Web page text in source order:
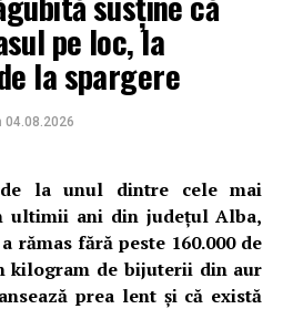
pe loc, la
la spargere
04.08.2026
la unul dintre cele mai
ultimii ani din județul Alba,
rămas fără peste 160.000 de
kilogram de bijuterii din aur
prea lent și că există